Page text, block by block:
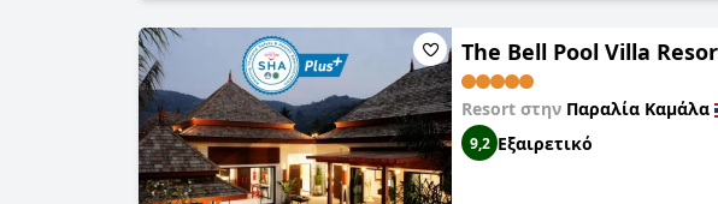
The Bell Pool Villa
Resort στην Παραλία Καμάλα
9,2 Εξαιρετικό